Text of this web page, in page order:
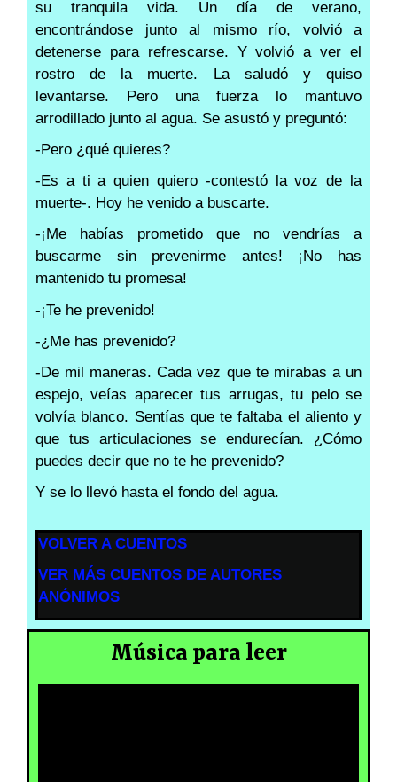
su tranquila vida. Un día de verano,
encontrándose junto al mismo río, volvió a
detenerse para refrescarse. Y volvió a ver el
rostro de la muerte. La saludó y quiso
levantarse. Pero una fuerza lo mantuvo
arrodillado junto al agua. Se asustó y preguntó:
-Pero ¿qué quieres?
-Es a ti a quien quiero -contestó la voz de la
muerte-. Hoy he venido a buscarte.
-¡Me habías prometido que no vendrías a
buscarme sin prevenirme antes! ¡No has
mantenido tu promesa!
-¡Te he prevenido!
-¿Me has prevenido?
-De mil maneras. Cada vez que te mirabas a un
espejo, veías aparecer tus arrugas, tu pelo se
volvía blanco. Sentías que te faltaba el aliento y
que tus articulaciones se endurecían. ¿Cómo
puedes decir que no te he prevenido?
Y se lo llevó hasta el fondo del agua.
VOLVER A CUENTOS
VER MÁS CUENTOS DE AUTORES
ANÓNIMOS
Música para leer